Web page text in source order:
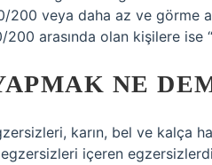
200 veya daha az ve görme
arasında olan kişilere ise
NE
karın, bel ve kalça
içeren